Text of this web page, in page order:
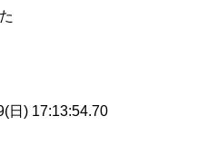
日) 17:13:54.70